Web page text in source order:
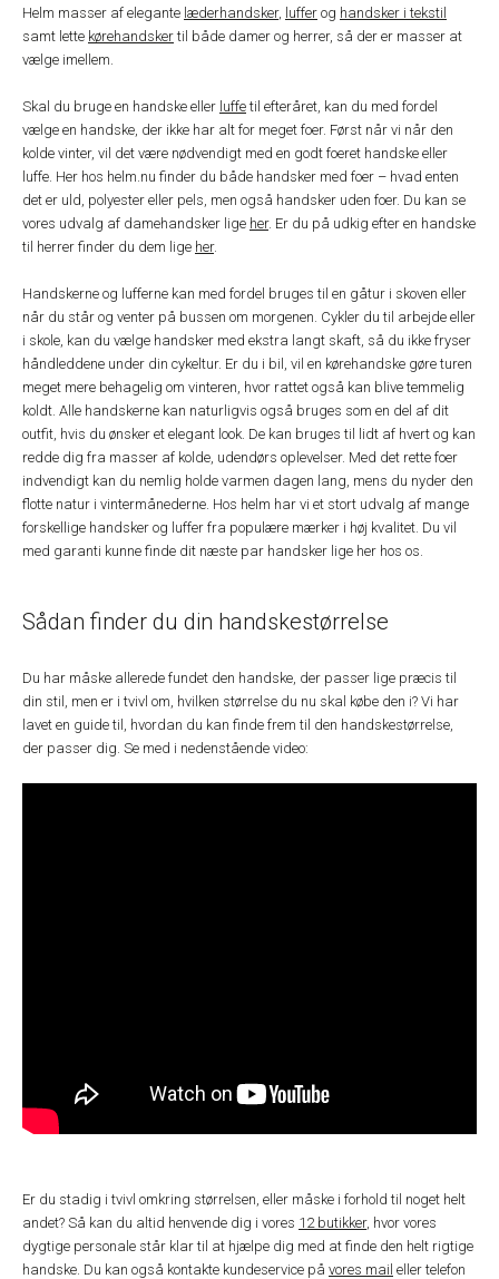
Helm masser af elegante læderhandsker, luffer og handsker i tekstil
samt lette kørehandskertil både damer og herrer, så der er masser at
vælge imellem.
Skal du bruge en handske eller luffetil efteråret, kan du med fordel
vælge en handske, der ikke har alt for meget foer. Først når vi når den
kolde vinter, vil det være nødvendigt med en godt foeret handske eller
luffe. Her hos helm.nu finder du både handsker med foer – hvad enten
det er uld, polyester eller pels, men også handsker uden foer. Du kan se
vores udvalg af damehandsker lige her. Er du på udkig efter en handske
til herrer finder du dem lige her.
Handskerne og lufferne kan med fordel bruges til en gåtur i skoven eller
når du står og venter på bussen om morgenen. Cykler du til arbejde eller
i skole, kan du vælge handsker med ekstra langt skaft, så du ikke fryser
håndleddene under din cykeltur. Er du i bil, vil en kørehandske gøre turen
meget mere behagelig om vinteren, hvor rattet også kan blive temmelig
koldt. Alle handskerne kan naturligvis også bruges som en del af dit
outfit, hvis du ønsker et elegant look. De kan bruges til lidt af hvert og kan
redde dig fra masser af kolde, udendørs oplevelser. Med det rette foer
indvendigt kan du nemlig holde varmen dagen lang, mens du nyder den
flotte natur i vintermånederne. Hos helm har vi et stort udvalg af mange
forskellige handsker og luffer fra populære mærker i høj kvalitet. Du vil
med garanti kunne finde dit næste par handsker lige her hos os.
Sådan finder du din handskestørrelse
Du har måske allerede fundet den handske, der passer lige præcis til
din stil, men er i tvivl om, hvilken størrelse du nu skal købe den i? Vi har
lavet en guide til, hvordan du kan finde frem til den handskestørrelse,
der passer dig. Se med i nedenstående video:
Er du stadig i tvivl omkring størrelsen, eller måske i forhold til noget helt
andet? Så kan du altid henvende dig i vores 12 butikker, hvor vores
dygtige personale står klar til at hjælpe dig med at finde den helt rigtige
handske. Du kan også kontakte kundeservice på vores mail eller telefon